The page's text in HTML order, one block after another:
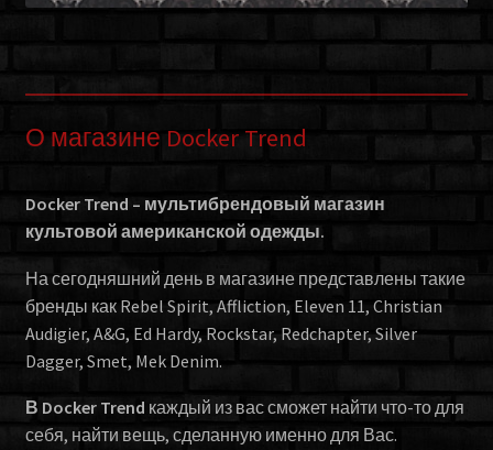
О магазине Docker Trend
Docker Trend – мультибрендовый магазин
культовой американской одежды.
На сегодняшний день в магазине представлены такие
бренды как Rebel Spirit, Affliction, Eleven 11, Christian
Audigier, A&G, Ed Hardy, Rockstar, Redchapter, Silver
Dagger, Smet, Mek Denim.
В Docker Trend каждый из вас сможет найти что-то для
себя, найти вещь, сделанную именно для Вас.